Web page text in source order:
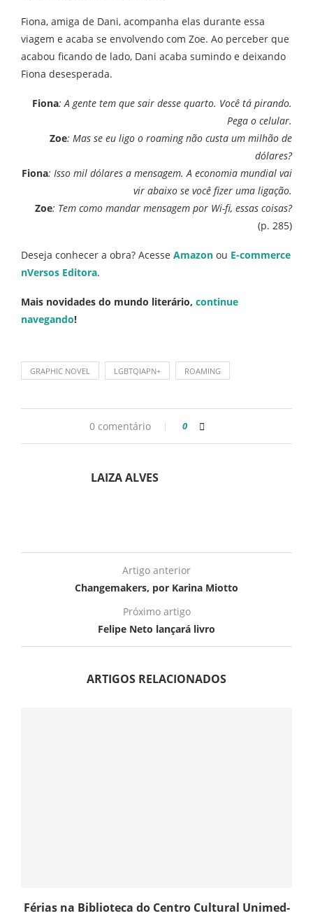
Fiona, amiga de Dani, acompanha elas durante essa
viagem e acaba se envolvendo com Zoe. Ao perceber que
acabou ficando de lado, Dani acaba sumindo e deixando
Fiona desesperada.
Fiona: A gente tem que sair desse quarto. Você tá pirando.
Pega o celular.
Zoe: Mas se eu ligo o roaming não custa um milhão de
dólares?
Fiona: Isso mil dólares a mensagem. A economia mundial vai
vir abaixo se você fizer uma ligação.
Zoe: Tem como mandar mensagem por Wi-fi, essas coisas?
(p. 285)
Deseja conhecer a obra? Acesse Amazon ou E-commerce
nVersos Editora.
Mais novidades do mundo literário, continue
navegando!
GRAPHIC NOVEL LGBTQIAPN+ ROAMING
0 comentário 0
LAIZA ALVES
Artigo anterior
Changemakers, por Karina Miotto
Próximo artigo
Felipe Neto lançará livro
ARTIGOS RELACIONADOS
Férias na Biblioteca do Centro Cultural Unimed-